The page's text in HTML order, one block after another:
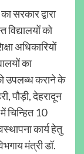
सरकार द्वारा
विद्यालयों को
अधिकारियों
का
उपलब्ध कराने के
पौड़ी, देहरादून
चिन्हित 10
कार्य हेतु
मंत्री डॉ.